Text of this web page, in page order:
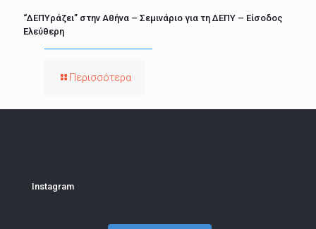
“ΔΕΠΥράζει” στην Αθήνα – Σεμινάριο για τη ΔΕΠΥ – Είσοδος
Ελεύθερη
Περισσότερα
Instagram